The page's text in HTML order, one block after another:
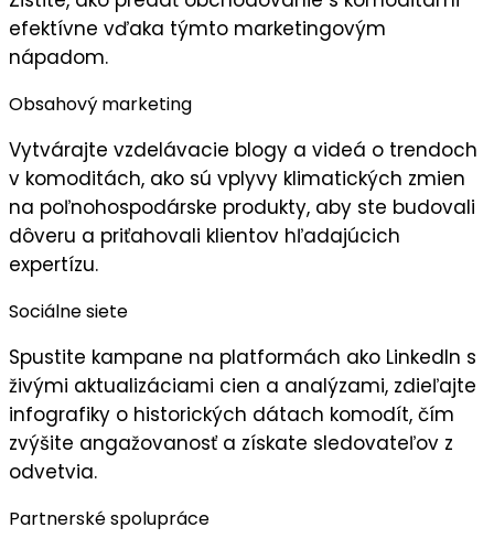
efektívne vďaka týmto marketingovým
nápadom.
Obsahový marketing
Vytvárajte vzdelávacie blogy a videá o trendoch
v komoditách, ako sú vplyvy klimatických zmien
na poľnohospodárske produkty, aby ste budovali
dôveru a priťahovali klientov hľadajúcich
expertízu.
Sociálne siete
Spustite kampane na platformách ako LinkedIn s
živými aktualizáciami cien a analýzami, zdieľajte
infografiky o historických dátach komodít, čím
zvýšite angažovanosť a získate sledovateľov z
odvetvia.
Partnerské spolupráce